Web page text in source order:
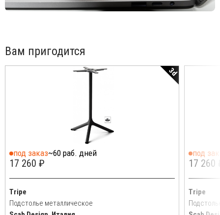
Вам пригодится
3d
под заказ~60 раб. дней
17 260 ₽
Tripe
Подстолье металлическое
под
17 260
Tripe